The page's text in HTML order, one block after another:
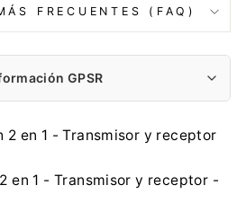
FRECUENTES (FAQ)
GPSR
Fabricante:
Sp. z o.o.
en 1 - Transmisor y receptor
en 1 - Transmisor y receptor -